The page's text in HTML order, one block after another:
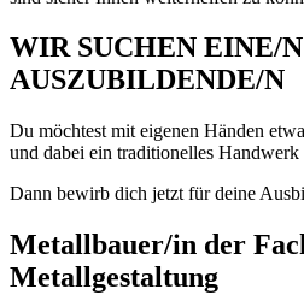
WIR SUCHEN EINE/N
AUSZUBILDENDE/N
Du möchtest mit eigenen Händen
und dabei ein traditionelles
Dann bewirb dich jetzt für deine
Metallbauer/in der
Metallgestaltung